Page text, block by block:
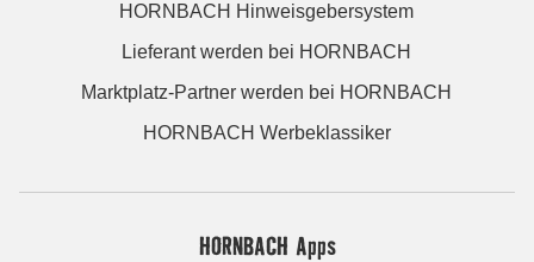
HORNBACH Hinweisgebersystem
Lieferant werden bei HORNBACH
Marktplatz-Partner werden bei HORNBACH
HORNBACH Werbeklassiker
HORNBACH Apps